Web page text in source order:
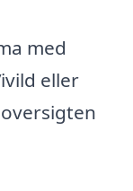
med
eller